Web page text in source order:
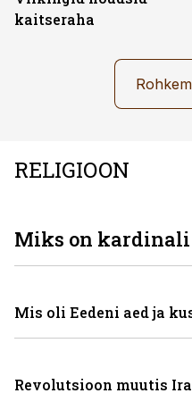
kaitseraha
RELIGIOON
Miks on kardinali
Mis oli Eedeni aed ja
Revolutsioon muutis